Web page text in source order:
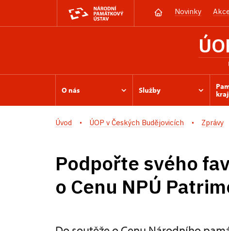
Novinky
O nás Služby
Úvod ÚOP v Českých Budějovicích Zprávy
Podpořte svého
o Cenu NPÚ